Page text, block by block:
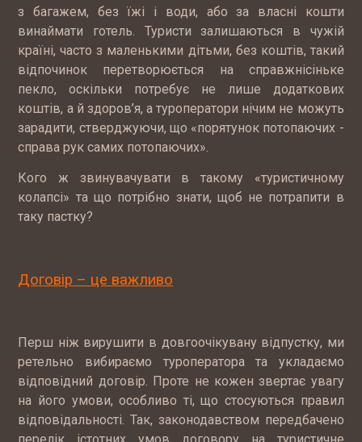
з багажем, без їжі і води, або за власні кошти
винаймати готель. Туристи залишаються в чужій
країні, часто з маленькими дітьми, без коштів, такий
відпочинок перетворюється на справжнісіньке
пекло, оскільки потребує не лише додаткових
коштів, а й здоров’я, а туроператори нічим не можуть
зарадити, стверджуючи, що «порятунок потопаючих -
справа рук самих потопаючих».
Кого ж звинувачувати в такому «туристичному
колапсі» та що потрібно знати, щоб не потрапити в
таку пастку?
Договір – це важливо
Перш ніж вирушити в довгоочікувану відпустку, ми
ретельно вибираємо туроператора та укладаємо
відповідний договір. Проте не кожен звертає увагу
на його умови, особливо ті, що стосуються правил
відповідальності. Так, законодавством передбачено
перелік істотних умов договору на туристичне